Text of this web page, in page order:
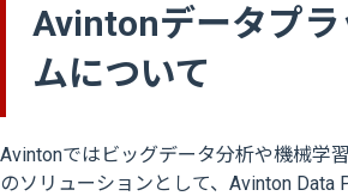
Avintonデータプラ
ムについて
Avintonではビッグデータ分析や機械学
のソリューションとして、Avinton Data